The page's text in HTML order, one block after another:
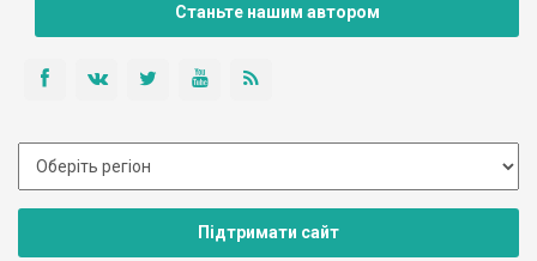
Станьте нашим автором
Підтримати сайт